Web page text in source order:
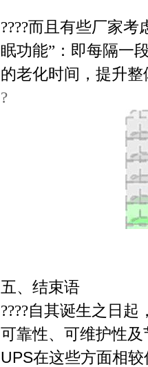
????而且有些厂家
眠功能” ：即每隔一
的老化时间，提升整
?
五、结束语
????自其诞生之日起
可靠性、可维护性
UPS在这些方面相